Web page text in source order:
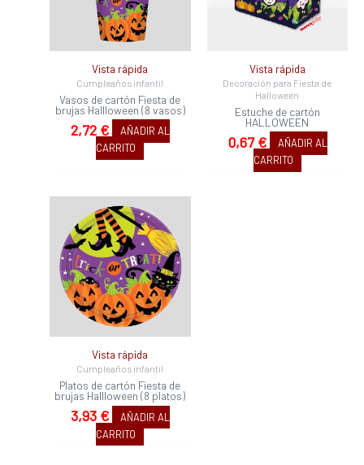
Vista rápida
Cumpleaños infantil
Vasos de cartón Fiesta de
brujas Hallloween (8 vasos)
2,72 €
AÑADIR AL
CARRITO
Vista rápida
Decoración para Fiesta de
Halloween
Estuche de cartón
HALLOWEEN
0,67€
AÑADIR AL
CARRITO
Vista rápida
Cumpleaños infantil
Platos de cartón Fiesta de
brujas Hallloween (8 platos)
3,93 €
AÑADIR AL
CARRITO